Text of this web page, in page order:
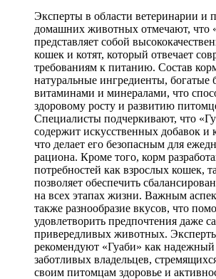
Эксперты в области ветеринарии и
домашних животных отмечают, что
представляет собой
кошек и котят, который отвечает
требованиям к питанию. Состав
натуральные ингредиенты, богатые
витаминами и минералами, что
здоровому росту и развитию
Специалисты подчеркивают, что
содержит искусственных добавок и
что делает его безопасным для
рациона. Кроме того, корм
потребностей как взрослых кошек,
позволяет обеспечить
на всех этапах жизни. Важным
также разнообразие вкусов, что
удовлетворить предпочтения даже
привередливых животных.
рекомендуют «Гуаби» как
заботливых владельцев,
своим питомцам здоровье и